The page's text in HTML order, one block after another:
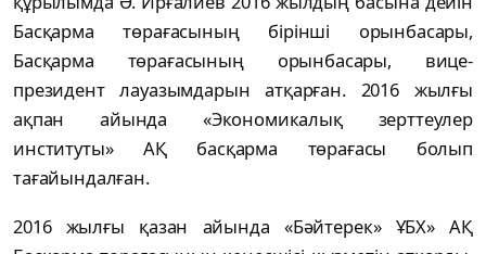
Басқарма төрағасының бірінші орынбасары,
Басқарма төрағасының орынбасары, вице-
президент лауазымдарын атқарған. 2016 жылғы
ақпан айында «Экономикалық зерттеулер
институты» АҚ басқарма төрағасы болып
тағайындалған.
2016 жылғы қазан айында «Бәйтерек» ҰБХ» АҚ